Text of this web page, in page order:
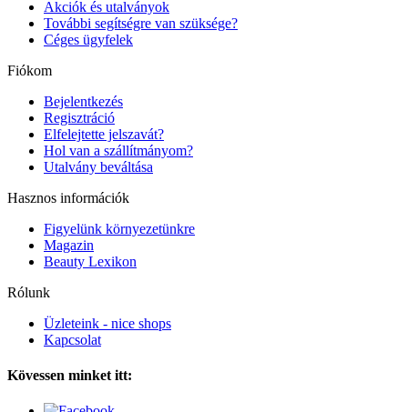
Akciók és utalványok
További segítségre van szüksége?
Céges ügyfelek
Fiókom
Bejelentkezés
Regisztráció
Elfelejtette jelszavát?
Hol van a szállítmányom?
Utalvány beváltása
Hasznos információk
Figyelünk környezetünkre
Magazin
Beauty Lexikon
Rólunk
Üzleteink - nice shops
Kapcsolat
Kövessen minket itt: